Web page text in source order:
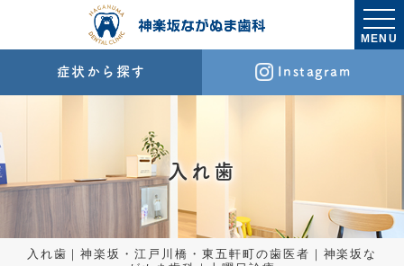
MENU
入れ歯
入れ歯｜神楽坂・江戸川橋・東五軒町の歯医者｜神楽坂な
症状から探す Instagram